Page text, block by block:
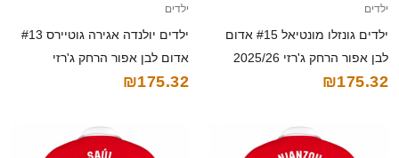
ילדים
ילדים גונזלו מונטיאל #15 אדום
לבן אפור הרחק ג'רזי 2025/26
חולצה קצרה
₪175.32
ילדים
ילדים יולנדה אגירה גוטיירס #13
אדום לבן אפור הרחק ג'רזי
2025/26 חולצה קצרה
₪175.32